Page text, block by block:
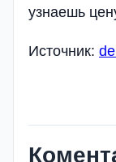
узнаешь
Источник: